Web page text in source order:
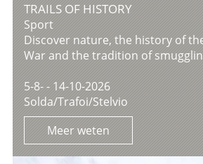
TRAILS OF HISTORY
Sport
Discover nature, the history of
War and the tradition of
5-8- - 14-10-2026
Solda/Trafoi/Stelvio
Meer weten